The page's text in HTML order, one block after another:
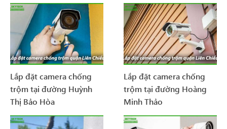
Lắp đặt camera chống
trộm tại đường Huỳnh
Thị Bảo Hòa
Lắp đặt camera chống
trộm tại đường Hoàng
Minh Thảo